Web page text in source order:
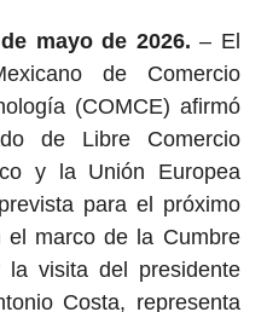
mayo de 2026. – El
de Comercio
(COMCE) afirmó
de Libre Comercio
y la Unión Europea
para el próximo
marco de la Cumbre
la visita del presidente
Costa, representa